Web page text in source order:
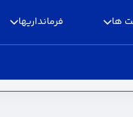
ها فرمانداریها
قزوین؛ از